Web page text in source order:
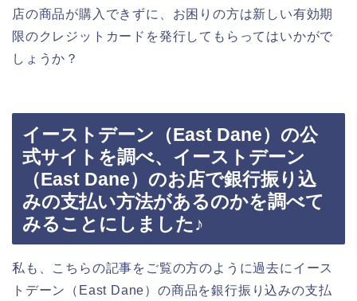
店の商品が購入できずに、お困りの方は新しい有効期
限のクレジットカードを発行してもらってはいかがで
しょうか？
イーストデーン（East Dane）の公
式サイトを調べ、イーストデーン
（East Dane）のお店で銀行振り込
みの支払い方法があるのかを調べて
みることにしました♪
私も、こちらの記事をご覧の方のように過去にイース
トデーン（East Dane）の商品を銀行振り込みの支払